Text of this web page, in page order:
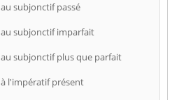
au subjonctif passé
au subjonctif imparfait
au subjonctif plus que parfait
à l'impératif présent